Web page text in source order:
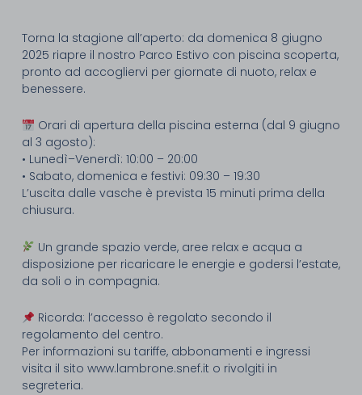
Torna la stagione all’aperto: da domenica 8 giugno
2025 riapre il nostro Parco Estivo con piscina scoperta,
pronto ad accogliervi per giornate di nuoto, relax e
benessere.
Orari di apertura della piscina esterna (dal 9 giugno
al 3 agosto):
• Lunedì–Venerdì: 10:00 – 20:00
• Sabato, domenica e festivi: 09:30 – 19:30
L’uscita dalle vasche è prevista 15 minuti prima della
chiusura.
Un grande spazio verde, aree relax e acqua a
disposizione per ricaricare le energie e godersi l’estate,
da soli o in compagnia.
Ricorda: l’accesso è regolato secondo il
regolamento del centro.
Per informazioni su tariffe, abbonamenti e ingressi
visita il sito www.lambrone.snef.it o rivolgiti in
segreteria.